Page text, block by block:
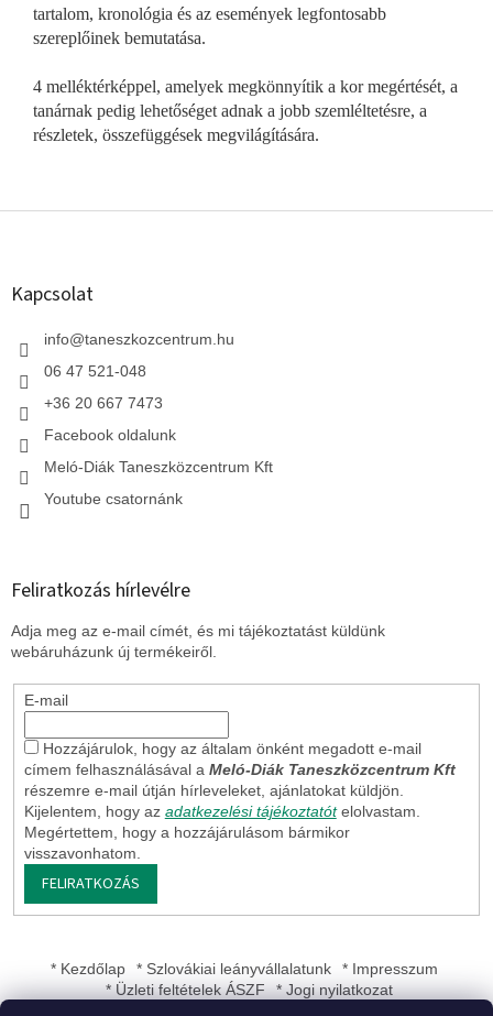
tartalom, kronológia és az események legfontosabb
szereplőinek bemutatása.
4 melléktérképpel, amelyek megkönnyítik a kor megértését, a
tanárnak pedig lehetőséget adnak a jobb szemléltetésre, a
részletek, összefüggések megvilágítására.
L
Kapcsolat
info@taneszkozcentrum.hu
06 47 521-048
+36 20 667 7473
Facebook oldalunk
Meló-Diák Taneszközcentrum Kft
Youtube csatornánk
Feliratkozás hírlevélre
Adja meg az e-mail címét, és mi tájékoztatást küldünk
webáruházunk új termékeiről.
E-mail
Hozzájárulok, hogy az általam önként megadott e-mail
címem felhasználásával a Meló-Diák Taneszközcentrum Kft
részemre e-mail útján hírleveleket, ajánlatokat küldjön.
Kijelentem, hogy az adatkezelési tájékoztatót elolvastam.
Megértettem, hogy a hozzájárulásom bármikor
visszavonhatom.
FELIRATKOZÁS
* Kezdőlap * Szlovákiai leányvállalatunk
* Impresszum
* Üzleti feltételek ÁSZF
* Jogi nyilatkozat